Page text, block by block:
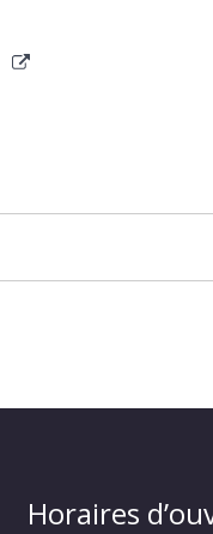
Horaires